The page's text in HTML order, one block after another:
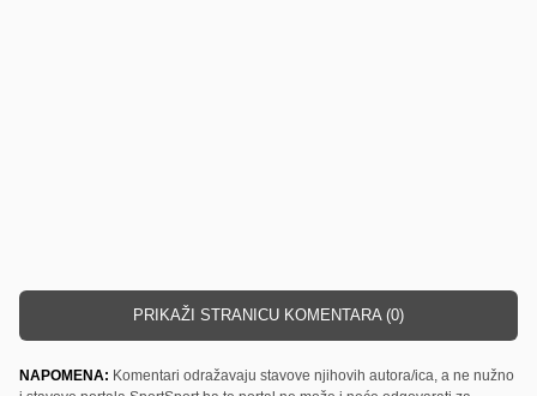
PRIKAŽI STRANICU KOMENTARA (0)
NAPOMENA: Komentari odražavaju stavove njihovih autora/ica, a ne nužno